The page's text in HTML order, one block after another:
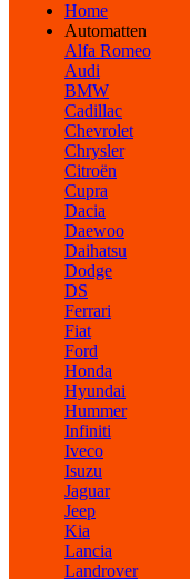
Home
Automatten
Alfa Romeo
Audi
BMW
Cadillac
Chevrolet
Chrysler
Citroën
Cupra
Dacia
Daewoo
Daihatsu
Dodge
DS
Ferrari
Fiat
Ford
Honda
Hyundai
Hummer
Infiniti
Iveco
Isuzu
Jaguar
Jeep
Kia
Lancia
Landrover